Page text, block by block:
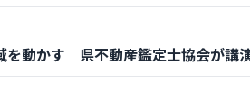
を動かす 県不動産鑑定士協会が講